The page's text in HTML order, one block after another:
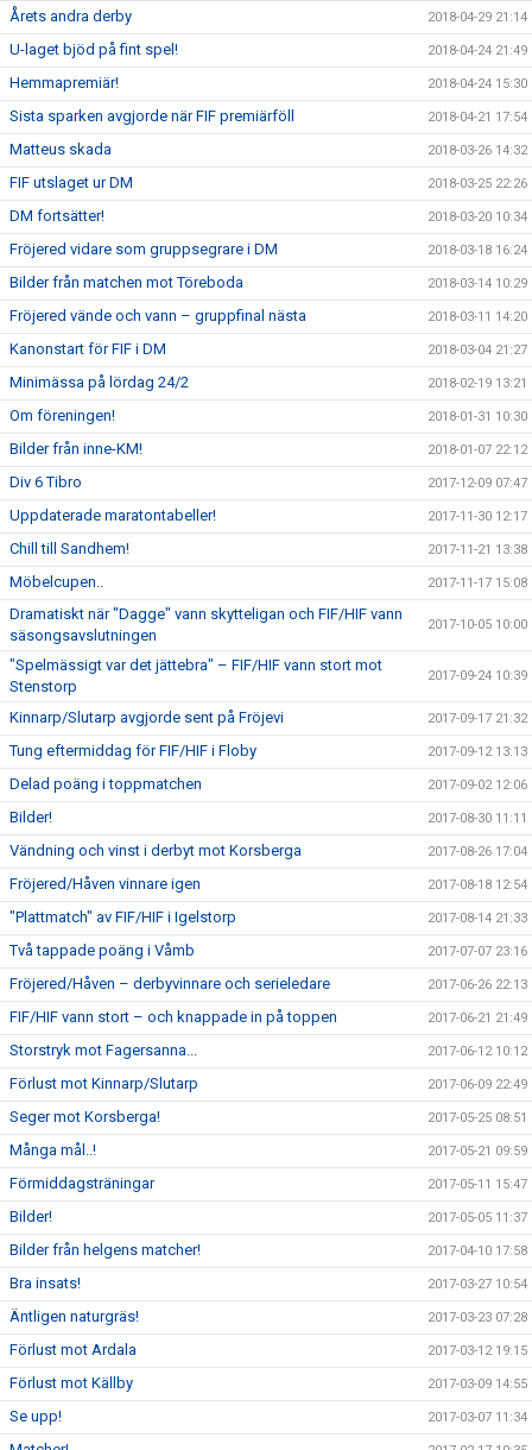
Årets andra derby 2018-04-29 21:14
U-laget bjöd på fint spel! 2018-04-24 21:49
Hemmapremiär! 2018-04-24 15:30
Sista sparken avgjorde när FIF premiärföll 2018-04-21 17:54
Matteus skada 2018-03-26 14:32
FIF utslaget ur DM 2018-03-25 22:26
DM fortsätter! 2018-03-20 10:34
Fröjered vidare som gruppsegrare i DM 2018-03-18 16:24
Bilder från matchen mot Töreboda 2018-03-14 10:29
Fröjered vände och vann – gruppfinal nästa 2018-03-11 14:20
Kanonstart för FIF i DM 2018-03-04 21:27
Minimässa på lördag 24/2 2018-02-19 13:21
Om föreningen! 2018-01-31 10:30
Bilder från inne-KM! 2018-01-07 22:12
Div 6 Tibro 2017-12-09 07:47
Uppdaterade maratontabeller! 2017-11-30 12:17
Chill till Sandhem! 2017-11-21 13:38
Möbelcupen.. 2017-11-17 15:08
Dramatiskt när "Dagge" vann skytteligan och FIF/HIF vann
säsongsavslutningen
2017-10-05 10:00
"Spelmässigt var det jättebra" – FIF/HIF vann stort mot
Stenstorp
2017-09-24 10:39
Kinnarp/Slutarp avgjorde sent på Fröjevi 2017-09-17 21:32
Tung eftermiddag för FIF/HIF i Floby 2017-09-12 13:13
Delad poäng i toppmatchen 2017-09-02 12:06
Bilder! 2017-08-30 11:11
Vändning och vinst i derbyt mot Korsberga 2017-08-26 17:04
Fröjered/Håven vinnare igen 2017-08-18 12:54
"Plattmatch" av FIF/HIF i Igelstorp 2017-08-14 21:33
Två tappade poäng i Våmb 2017-07-07 23:16
Fröjered/Håven – derbyvinnare och serieledare 2017-06-26 22:13
FIF/HIF vann stort – och knappade in på toppen 2017-06-21 21:49
Storstryk mot Fagersanna... 2017-06-12 10:12
Förlust mot Kinnarp/Slutarp 2017-06-09 22:49
Seger mot Korsberga! 2017-05-25 08:51
Många mål..! 2017-05-21 09:59
Förmiddagsträningar 2017-05-11 15:47
Bilder! 2017-05-05 11:37
Bilder från helgens matcher! 2017-04-10 17:58
Bra insats! 2017-03-27 10:54
Äntligen naturgräs! 2017-03-23 07:28
Förlust mot Ardala 2017-03-12 19:15
Förlust mot Källby 2017-03-09 14:55
Se upp! 2017-03-07 11:34